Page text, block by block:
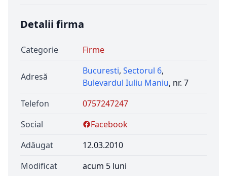
Detalii firma
Categorie Firme
Adresă
Bucuresti, Sectorul 6,
Bulevardul Iuliu Maniu, nr. 7
Telefon
0757247247
Social
Facebook
Adăugat
12.03.2010
Modificat
acum 5 luni